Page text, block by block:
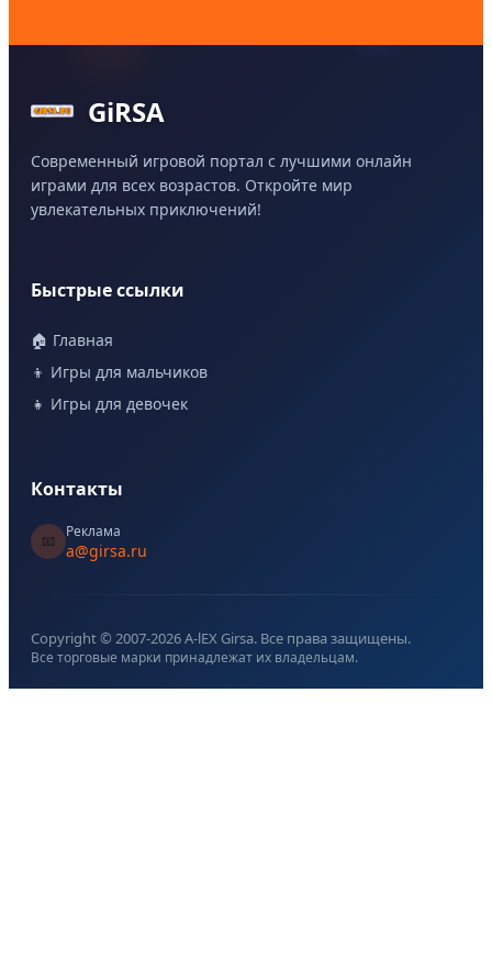
GiRSA
Современный игровой портал с лучшими онлайн
играми для всех возрастов. Откройте мир
увлекательных приключений!
Быстрые ссылки
🏠 Главная
👦 Игры для мальчиков
👧 Игры для девочек
Контакты
📧
Реклама
a@girsa.ru
Copyright © 2007-2026A-lEX Girsa. Все права защищены.
Все торговые марки принадлежат их владельцам.